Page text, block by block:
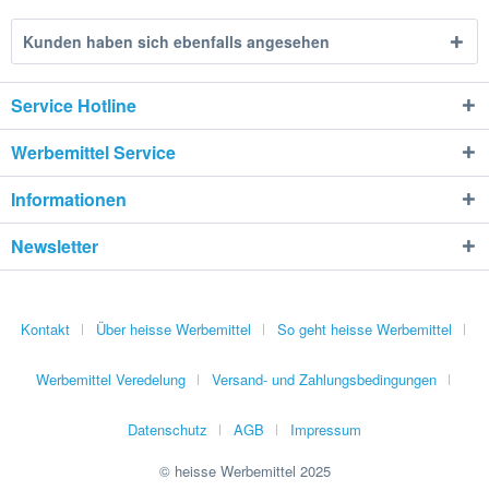
Kunden haben sich ebenfalls angesehen
Service Hotline
Werbemittel Service
Informationen
Newsletter
Kontakt Über heisse Werbemittel So geht heisse Werbemittel
Werbemittel Veredelung Versand- und Zahlungsbedingungen
Datenschutz AGB
Impressum
© heisse Werbemittel 2025